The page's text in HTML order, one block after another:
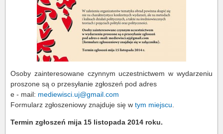
Osoby zainteresowane czynnym uczestnictwem w wydarzeniu
proszone są o przesyłanie zgłoszeń pod adres
e - mail: mediewisci.uj@gmail.com
Formularz zgłoszeniowy znajduje się w tym miejscu
Termin zgłoszeń mija 15 listopada 2014 roku.